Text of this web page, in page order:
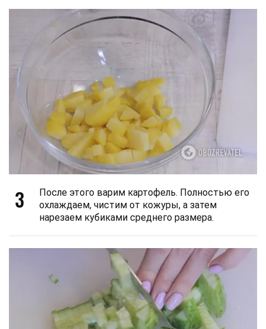
3
После этого варим картофель. Полностью его
охлаждаем, чистим от кожуры, а затем
нарезаем кубиками среднего размера.